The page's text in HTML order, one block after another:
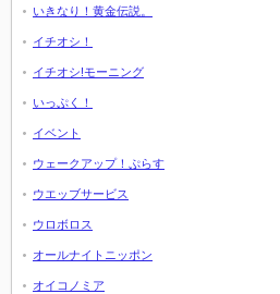
いきなり！黄金伝説。
イチオシ！
イチオシ!モーニング
いっぷく！
イベント
ウェークアップ！ぷらす
ウエッブサービス
ウロボロス
オールナイトニッポン
オイコノミア